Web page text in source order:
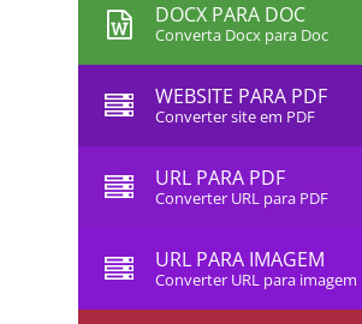
DOCX PARA DOC
Converta Docx para Doc
WEBSITE PARA PDF
Converter site em PDF
URL PARA PDF
Converter URL para PDF
URL PARA IMAGEM
Converter URL para imagem